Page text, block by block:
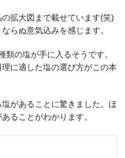
拡大図まで載せています(笑)
らぬ意気込みを感じます。
類の塩が手に入るそうです。
に適した塩の選び方がこの本
があることに驚きました。ほ
ることがわかります。